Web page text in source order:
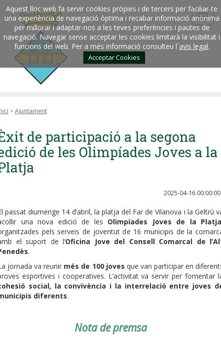
Aquest lloc web fa servir cookies pròpies i de tercers per faciliar-te
una experiència de navegació òptima i recabar informació anònima
per millorar i adaptar-nos a les teves preferències i pautes de
navegació. Navegar sense acceptar les cookies limitarà la visibilitat i
funcions del web. Per a més informació consulteu l´avis legal.
Acceptar Cookies
>Ajuntament
de participació a la segona
de les Olimpíades Joves a la
2025-04-16 00:00:00
passat diumenge 14 d’abril, la platja del Far de Vilanova i la Geltrú
una nova edició de les Olimpíades Joves de la Platja
pels serveis de joventut de 16 municipis de la
el suport de l’Oficina Jove del Consell Comarcal de
.
jornada va reunir més de 100 joves que van participar en
esportives i cooperatives. L’activitat va servir per fomentar
social, la convivència i la interrelació entre joves
diferents.
Nota de premsa